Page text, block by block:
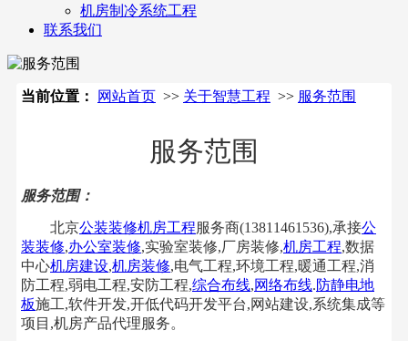
机房制冷系统工程
联系我们
当前位置： 网站首页 >> 关于智慧工程 >> 服务范围
服务范围
服务范围：
北京公装装修机房工程服务商(13811461536),承接公
装装修,办公室装修,实验室装修,厂房装修,机房工程,数据
中心机房建设,机房装修,电气工程,环境工程,暖通工程,消
防工程,弱电工程,安防工程,综合布线,网络布线.防静电地
板施工,软件开发,开低代码开发平台,网站建设,系统集成等
项目,机房产品代理服务。